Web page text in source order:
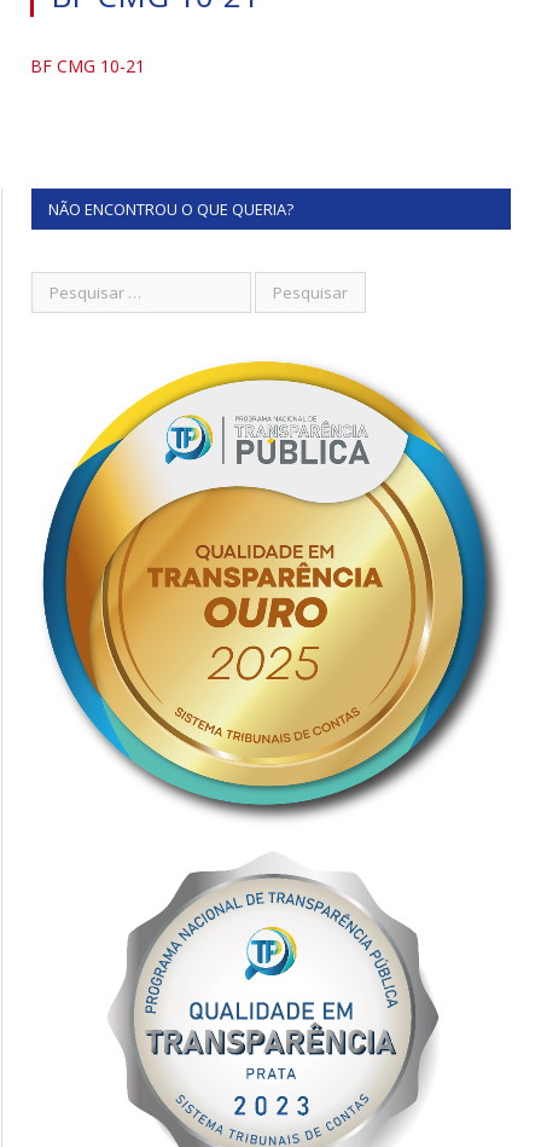
BF CMG 10-21
NÃO ENCONTROU O QUE QUERIA?